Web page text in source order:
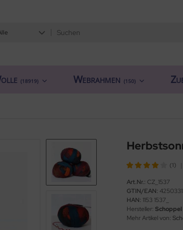
(18919) Webrahmen (150)
(1)
Art.Nr.: CZ_1537
GTIN/EAN:
HAN: 1153 1537_
Hersteller: Schoppel
Mehr Artikel von: